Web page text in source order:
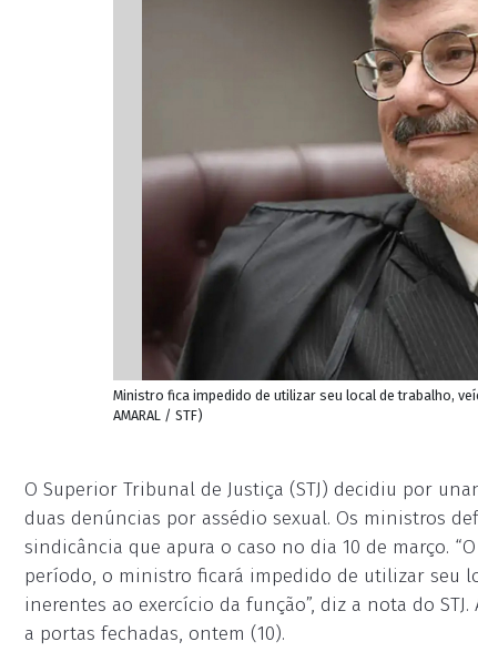
Ministro fica impedido de utilizar seu local de trabalho,
AMARAL / STF)
O Superior Tribunal de Justiça (STJ) decidiu por
duas denúncias por assédio sexual. Os ministros
sindicância que apura o caso no dia 10 de março.
período, o ministro ficará impedido de utilizar seu
inerentes ao exercício da função”, diz a nota do
a portas fechadas, ontem (10).